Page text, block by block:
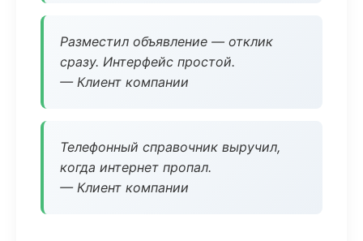
Разместил объявление — отклик
сразу. Интерфейс простой.
— Клиент компании
Телефонный справочник выручил,
когда интернет пропал.
— Клиент компании